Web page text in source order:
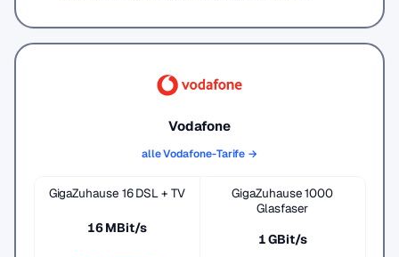
Vodafone
alle Vodafone-Tarife →
GigaZuhause 16 DSL + TV
16 MBit/s
GigaZuhause 1000
Glasfaser
1 GBit/s